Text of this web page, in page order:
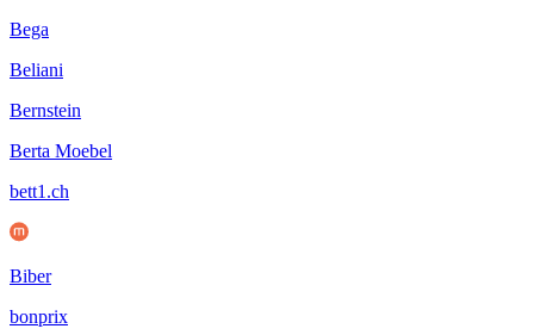
Bega
Beliani
Bernstein
Berta Moebel
bett1.ch
Biber
bonprix